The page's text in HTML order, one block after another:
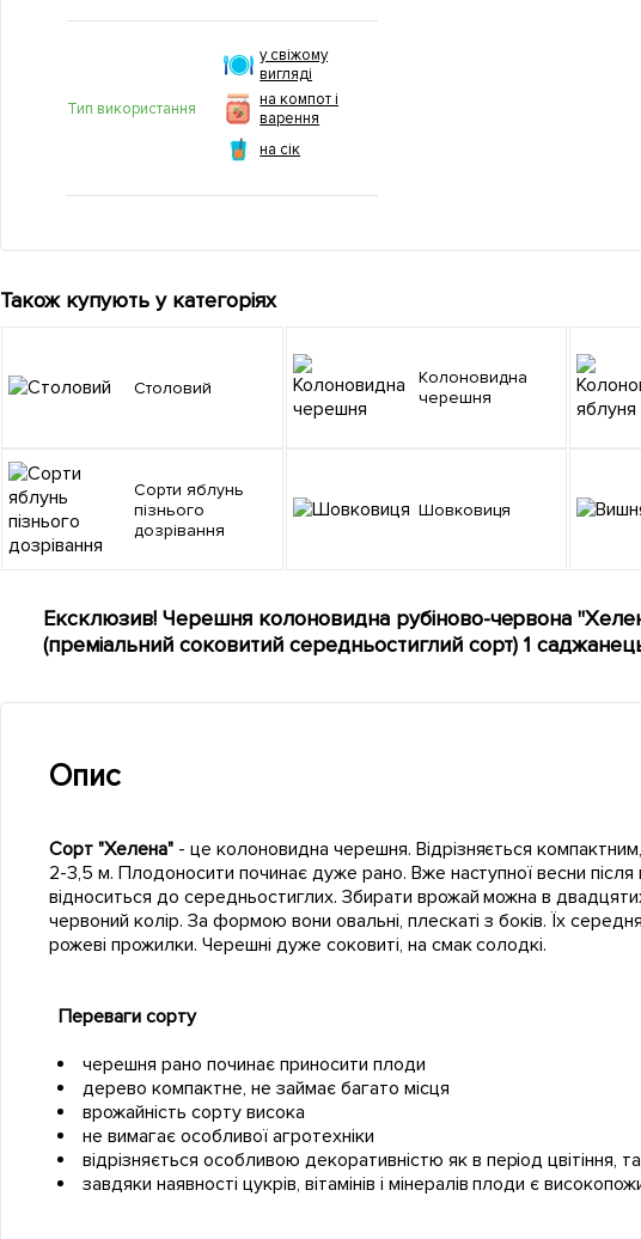
Тип використання
у свіжому
вигляді
на компот і
варення
на сік
Також купують у категоріях
Столовий
Сорти яблунь
пізнього
дозрівання
Колоновидна
черешня
Шовковиця
Ексклюзив! Черешня колоновидна рубіново-червона
(преміальний соковитий середньостиглий сорт) 1
Опис
Сорт "Хелена" - це колоновидна черешня. Відрізняється
2-3,5 м. Плодоносити починає дуже рано. Вже наступної весни
відноситься до середньостиглих. Збирати врожай можна в
червоний колір. За формою вони овальні, плескаті з боків. Їх
рожеві прожилки. Черешні дуже соковиті, на смак солодкі.
Переваги сорту
черешня рано починає приносити плоди
дерево компактне, не займає багато місця
врожайність сорту висока
не вимагає особливої ​​агротехніки
відрізняється особливою декоративністю як в період цвітіння,
завдяки наявності цукрів, вітамінів і мінералів плоди є